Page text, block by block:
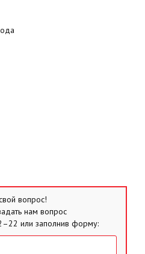
вопрос!
нам вопрос
или заполнив форму: